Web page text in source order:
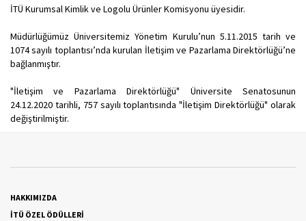
İTÜ Kurumsal Kimlik ve Logolu Ürünler Komisyonu üyesidir.
Müdürlüğümüz Üniversitemiz Yönetim Kurulu’nun 5.11.2015 tarih ve
1074 sayılı toplantısı’nda kurulan İletişim ve Pazarlama Direktörlüğü’ne
bağlanmıştır.
"İletişim ve Pazarlama Direktörlüğü" Üniversite Senatosunun
24.12.2020 tarihli, 757 sayılı toplantısında "İletişim Direktörlüğü" olarak
değiştirilmiştir.
HAKKIMIZDA
İTÜ ÖZEL ÖDÜLLERİ